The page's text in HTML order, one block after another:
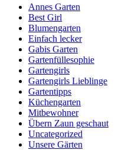
Annes Garten
Best Girl
Blumengarten
Einfach lecker
Gabis Garten
Gartenfüllesophie
Gartengirls
Gartengirls Lieblinge
Gartentipps
Küchengarten
Mitbewohner
Übern Zaun geschaut
Uncategorized
Unsere Gärten